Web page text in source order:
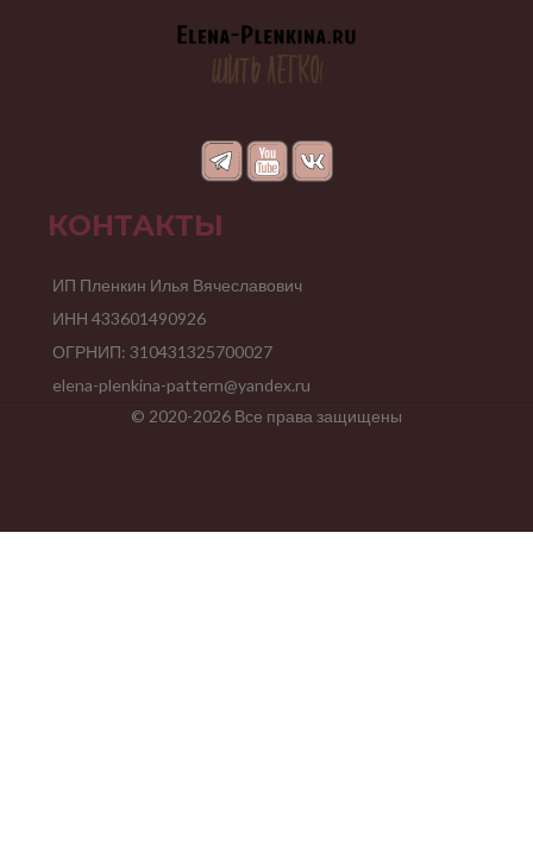
КОНТАКТЫ
ИП Пленкин Илья Вячеславович
ИНН 433601490926
ОГРНИП: 310431325700027
elena-plenkina-pattern@yandex.ru
© 2020-2026 Все права защищены